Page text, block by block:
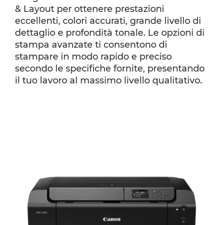
& Layout per ottenere prestazioni
eccellenti, colori accurati, grande livello di
dettaglio e profondità tonale. Le opzioni di
stampa avanzate ti consentono di
stampare in modo rapido e preciso
secondo le specifiche fornite, presentando
il tuo lavoro al massimo livello qualitativo.